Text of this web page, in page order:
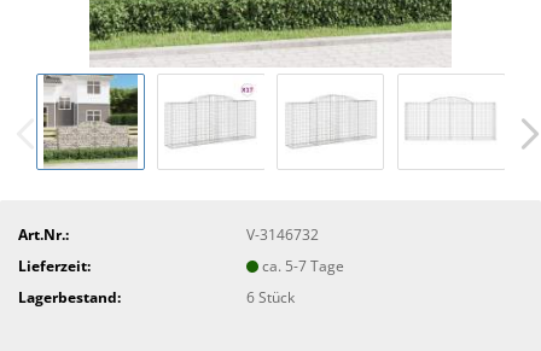
Art.Nr.:
V-3146732
Lieferzeit:
ca. 5-7 Tage
Lagerbestand:
6Stück